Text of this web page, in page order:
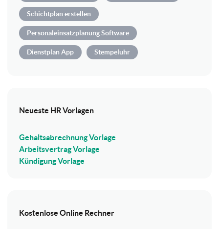
Schichtplan erstellen
Personaleinsatzplanung Software
Dienstplan App Stempeluhr
Neueste HR Vorlagen
Gehaltsabrechnung Vorlage
Arbeitsvertrag Vorlage
Kündigung Vorlage
Kostenlose Online Rechner